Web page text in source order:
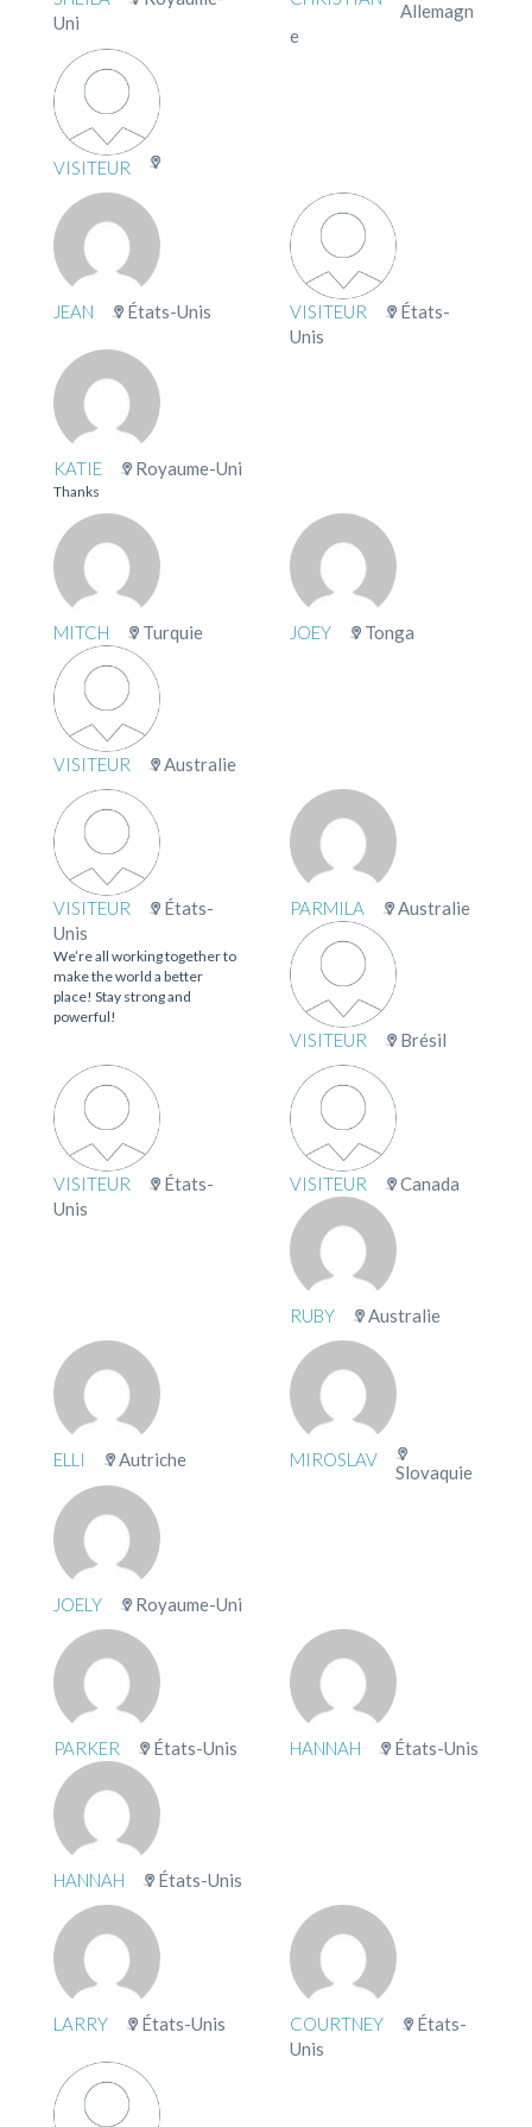
Uni
Allemagn
e
VISITEUR
JEAN États-Unis VISITEUR
États-
Unis
KATIE Royaume-Uni
Thanks
MITCH Turquie JOEY Tonga
VISITEUR Australie
VISITEUR
États-
Unis
We’re all working together to
make the world a better
place! Stay strong and
powerful!
PARMILA Australie
VISITEUR Brésil
VISITEUR
États-
Unis
VISITEUR Canada
RUBY Australie
ELLI Autriche MIROSLAV
Slovaquie
JOELY Royaume-Uni
PARKER États-Unis HANNAH États-Unis
HANNAH États-Unis
LARRY États-Unis COURTNEY
États-
Unis